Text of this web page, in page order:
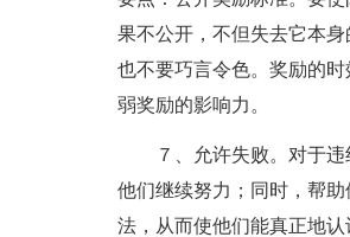
果不公开，不但失去它本
也不要巧言令色。奖励的
弱奖励的影响力。
７、允许失败。对于
他们继续努力；同时，帮
法，从而使他们能真正地认